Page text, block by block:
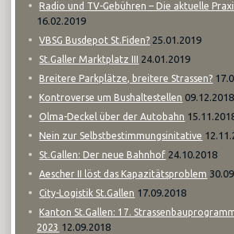
Radio und TV-Gebühren – Die aktuelle
16.02.2019
VBSG Busdepot St.Fiden? 25.01.2019
St.Galler Marktplatz III 24.01.2019
Breitere Parkplätze, breitere Strassen?
Kontroverse um Bushaltestellen 09.12.2018
Olma-Deckel über der Autobahn
Nein zur Selbstbestimmungsinitative
St.Gallen: Der neue Bahnhof 24.10.2018
Aescher II löst das Kapazitätsproblem
City-Logistik St.Gallen 17.09.2018
Kanton St.Gallen: 17.
2023 12.09.2018